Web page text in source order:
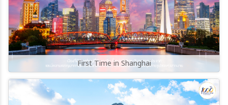
First Time in Shanghai